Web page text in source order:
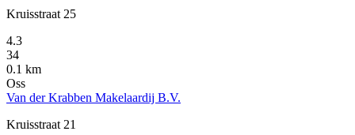
Kruisstraat 25
4.3
34
0.1 km
Oss
Van der Krabben Makelaardij B.V.
Kruisstraat 21